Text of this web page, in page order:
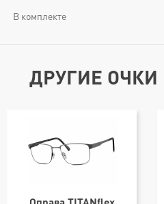
В комплекте
ДРУГИЕ